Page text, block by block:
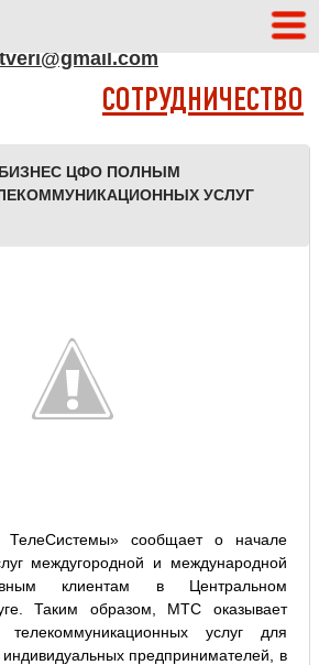
СОТРУДНИЧЕСТВО
ЦФО ПОЛНЫМ
УСЛУГ
сообщает о начале
междугородной и международной
клиентам в Центральном
Таким образом, МТС оказывает
услуг для
предпринимателей, в